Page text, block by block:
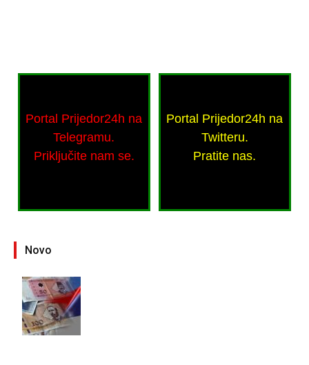
Portal Prijedor24h na
Telegramu.
Priključite nam se.
Portal Prijedor24h na
Twitteru.
Pratite nas.
Novo